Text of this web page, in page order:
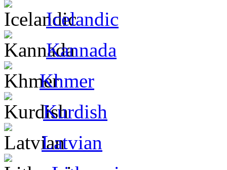
Icelandic
Kannada
Khmer
Kurdish
Latvian